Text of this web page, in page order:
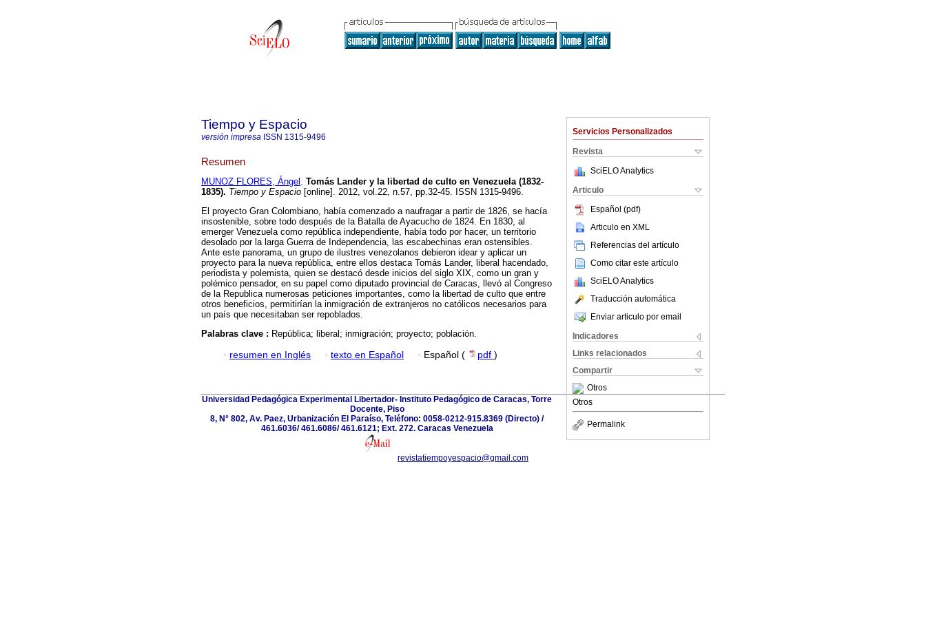
Servicios Personalizados
Revista
SciELO Analytics
Articulo
Español (pdf)
Articulo en XML
Referencias del artículo
Como citar este artículo
SciELO Analytics
Traducción automática
Enviar articulo por email
Indicadores
Links relacionados
Compartir
Otros
Otros
Permalink
Tiempo y Espacio
versión impresa ISSN 1315-9496
Resumen
MUNOZ FLORES, Ángel . Tomás Lander y la libertad de culto en Venezuela (1832-
1835). Tiempo y Espacio [online]. 2012, vol.22, n.57, pp.32-45. ISSN 1315-9496.
El proyecto Gran Colombiano, había comenzado a naufragar a partir de 1826, se hacía
insostenible, sobre todo después de la Batalla de Ayacucho de 1824. En 1830, al
emerger Venezuela como república independiente, había todo por hacer, un territorio
desolado por la larga Guerra de Independencia, las escabechinas eran ostensibles.
Ante este panorama, un grupo de ilustres venezolanos debieron idear y aplicar un
proyecto para la nueva república, entre ellos destaca Tomás Lander, liberal hacendado,
periodista y polemista, quien se destacó desde inicios del siglo XIX, como un gran y
polémico pensador, en su papel como diputado provincial de Caracas, llevó al Congreso
de la Republica numerosas peticiones importantes, como la libertad de culto que entre
otros beneficios, permitirían la inmigración de extranjeros no católicos necesarios para
un país que necesitaban ser repoblados.
Palabras clave : República; liberal; inmigración; proyecto; población.
· resumen en Inglés · texto en Español · Español ( pdf )
Universidad Pedagógica Experimental Libertador- Instituto Pedagógico de Caracas, Torre
Docente, Piso
8, N° 802, Av. Paez, Urbanización El Paraíso, Teléfono: 0058-0212-915.8369 (Directo) /
461.6036/ 461.6086/ 461.6121; Ext. 272. Caracas Venezuela
revistatiempoyespacio@gmail.com